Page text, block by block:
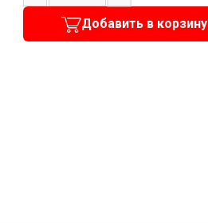
Добавить в корзину